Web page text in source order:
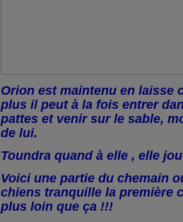
Orion est maintenu en laisse
plus il peut à la fois entrer
pattes et venir sur le sable,
de lui.
Toundra quand à elle , elle
Voici une partie du chemain
chiens tranquille la première
plus loin que ça !!!